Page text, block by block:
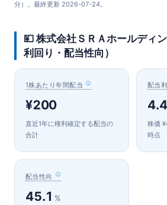
分）。最終更新 2026-07-24。
💴 株式会社ＳＲＡホールディ
利回り・配当性向）
1株あたり年間配当
¥200
直近1年に権利確定する配当の
合計
配当
株価
時点
配当性向
45.1 %